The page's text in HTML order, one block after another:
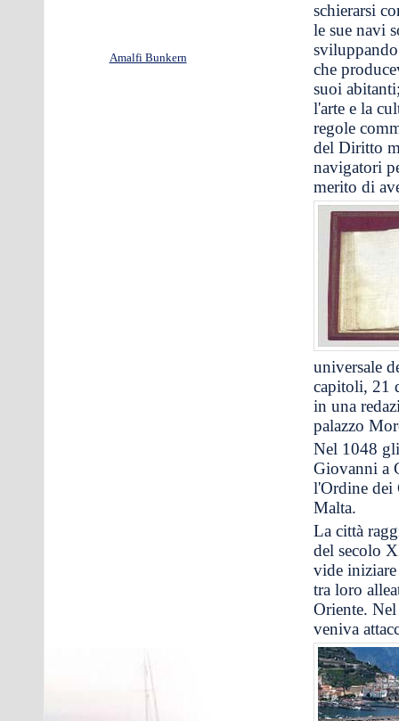
Amalfi Bunkern
schierarsi
le sue navi
che
suoi
l'arte e la
regole
del Diritto
navigatori
merito di
universale
capitoli, 21
in una
palazzo
Nel 1048
Giovanni a
l'Ordine dei
Malta.
La città
del secolo
vide iniziare
tra loro
Oriente.
veniva